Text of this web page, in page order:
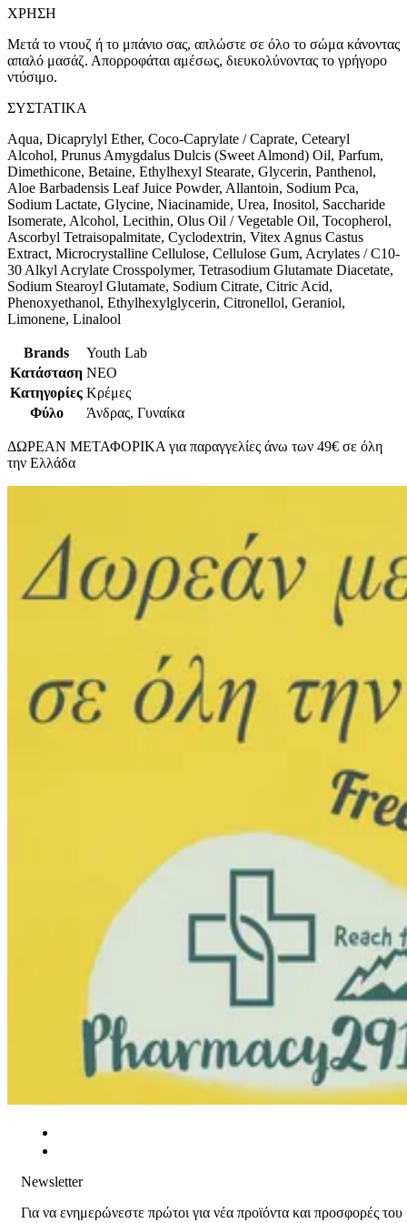
ΧΡΗΣΗ
Μετά το ντουζ ή το μπάνιο σας, απλώστε σε όλο το σώμα κάνοντας
απαλό μασάζ. Απορροφάται αμέσως, διευκολύνοντας το γρήγορο
ντύσιμο.
ΣΥΣΤΑΤΙΚΑ
Aqua, Dicaprylyl Ether, Coco-Caprylate / Caprate, Cetearyl
Alcohol, Prunus Amygdalus Dulcis (Sweet Almond) Oil, Parfum,
Dimethicone, Betaine, Ethylhexyl Stearate, Glycerin, Panthenol,
Aloe Barbadensis Leaf Juice Powder, Allantoin, Sodium Pca,
Sodium Lactate, Glycine, Niacinamide, Urea, Inositol, Saccharide
Isomerate, Alcohol, Lecithin, Olus Oil / Vegetable Oil, Tocopherol,
Ascorbyl Tetraisopalmitate, Cyclodextrin, Vitex Agnus Castus
Extract, Microcrystalline Cellulose, Cellulose Gum, Acrylates / C10-
30 Alkyl Acrylate Crosspolymer, Tetrasodium Glutamate Diacetate,
Sodium Stearoyl Glutamate, Sodium Citrate, Citric Acid,
Phenoxyethanol, Ethylhexylglycerin, Citronellol, Geraniol,
Limonene, Linalool
Brands
Youth Lab
Κατάσταση ΝΕΟ
Κατηγορίες Κρέμες
Φύλο
Άνδρας, Γυναίκα
ΔΩΡΕΑΝ ΜΕΤΑΦΟΡΙΚΑ για παραγγελίες άνω των 49€ σε όλη
την Ελλάδα
Newsletter
Για να ενημερώνεστε πρώτοι για νέα προϊόντα και προσφορές του